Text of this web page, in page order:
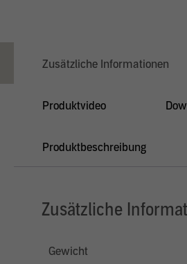
Zusätzliche Informationen
Produktvideo
Produktbeschreibung
Zusätzliche
Gewicht